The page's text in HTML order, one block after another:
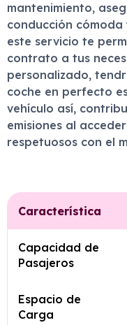
mantenimiento,
conducción
este servicio te
contrato a tus
personalizado,
coche en perfecto
vehículo así,
emisiones al
respetuosos con el
Característica
Capacidad de
Pasajeros
Espacio de
Carga